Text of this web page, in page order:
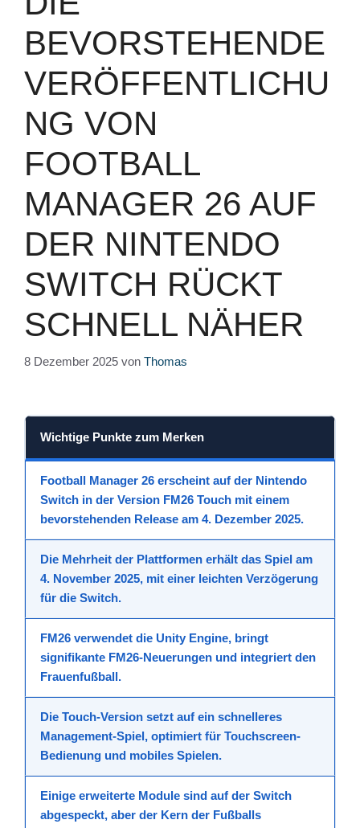
BEVORSTEHENDE
VERÖFFENTLICHU
NG VON
FOOTBALL
MANAGER 26 AUF
DER NINTENDO
SWITCH RÜCKT
SCHNELL NÄHER
8 Dezember 2025 von Thomas
Wichtige Punkte zum Merken
Football Manager 26 erscheint auf der Nintendo
Switch in der Version FM26 Touch mit einem
bevorstehenden Release am 4. Dezember 2025.
Die Mehrheit der Plattformen erhält das Spiel am
4. November 2025, mit einer leichten Verzögerung
für die Switch.
FM26 verwendet die Unity Engine, bringt
signifikante FM26-Neuerungen und integriert den
Frauenfußball.
Die Touch-Version setzt auf ein schnelleres
Management-Spiel, optimiert für Touchscreen-
Bedienung und mobiles Spielen.
Einige erweiterte Module sind auf der Switch
abgespeckt, aber der Kern der Fußballs